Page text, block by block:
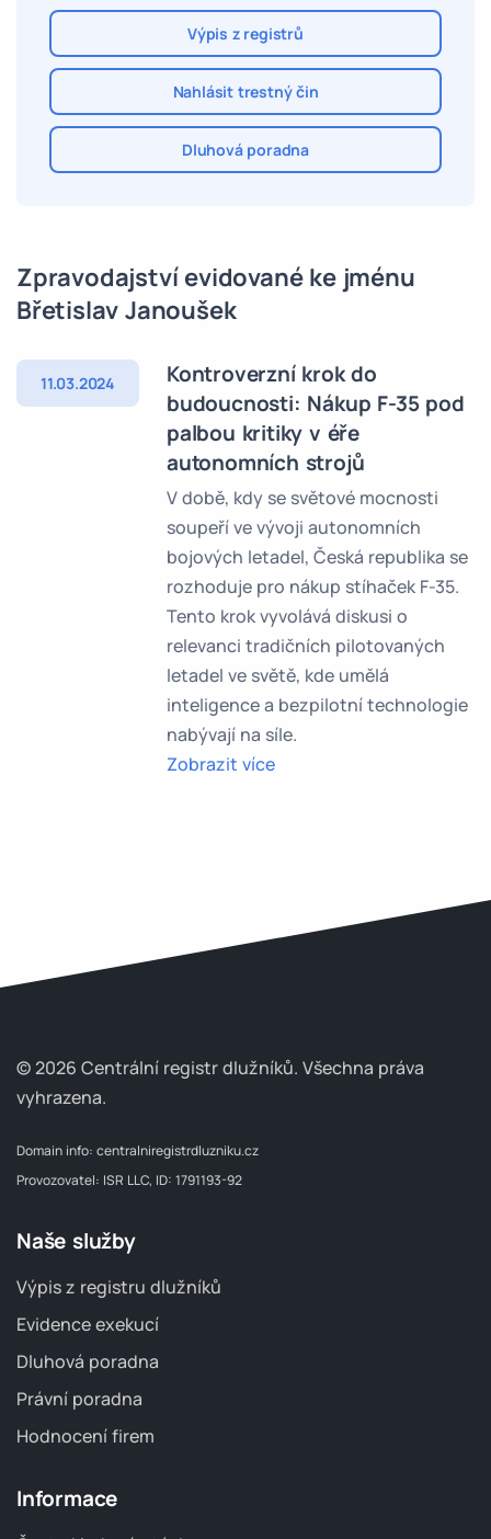
Výpis z registrů
Nahlásit trestný čin
Dluhová poradna
Zpravodajství evidované ke jménu
Břetislav Janoušek
11.03.2024
Kontroverzní krok do
budoucnosti: Nákup F-35 pod
palbou kritiky v éře
autonomních strojů
V době, kdy se světové mocnosti
soupeří ve vývoji autonomních
bojových letadel, Česká republika se
rozhoduje pro nákup stíhaček F-35.
Tento krok vyvolává diskusi o
relevanci tradičních pilotovaných
letadel ve světě, kde umělá
inteligence a bezpilotní technologie
nabývají na síle.
Zobrazit více
© 2026 Centrální registr dlužníků. Všechna práva
vyhrazena.
Domain info: centralniregistrdluzniku.cz
Provozovatel: ISR LLC, ID: 1791193-92
Naše služby
Výpis z registru dlužníků
Evidence exekucí
Dluhová poradna
Právní poradna
Hodnocení firem
Informace